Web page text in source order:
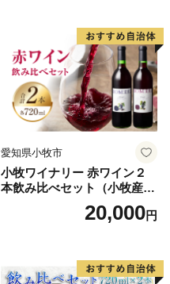
愛知県小牧市
小牧ワイナリー 赤ワイン２
本飲み比べセット（小牧産ぶ
どう100％使用）20,000円